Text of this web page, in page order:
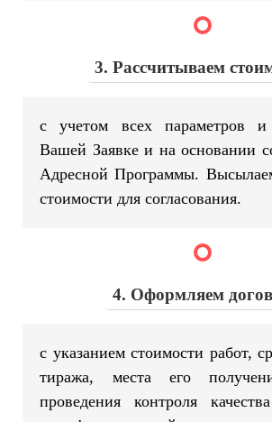
3. Рассчитываем
с учетом всех параметров
Вашей Заявке и на основании
Адресной Программы.
стоимости для согласования.
4. Оформляем
с указанием стоимости работ,
тиража, места его
проведения контроля